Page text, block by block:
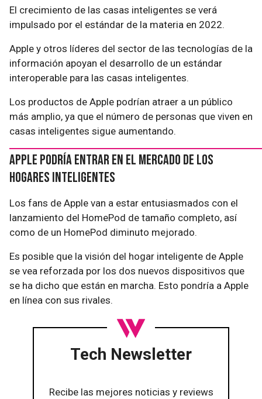
El crecimiento de las casas inteligentes se verá
impulsado por el estándar de la materia en 2022.
Apple y otros líderes del sector de las tecnologías de la
información apoyan el desarrollo de un estándar
interoperable para las casas inteligentes.
Los productos de Apple podrían atraer a un público
más amplio, ya que el número de personas que viven en
casas inteligentes sigue aumentando.
Apple podría entrar en el mercado de los
hogares inteligentes
Los fans de Apple van a estar entusiasmados con el
lanzamiento del HomePod de tamaño completo, así
como de un HomePod diminuto mejorado.
Es posible que la visión del hogar inteligente de Apple
se vea reforzada por los dos nuevos dispositivos que
se ha dicho que están en marcha. Esto pondría a Apple
en línea con sus rivales.
Tech Newsletter
Recibe las mejores noticias y reviews